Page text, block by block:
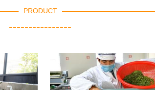
PRODUCT
----------------